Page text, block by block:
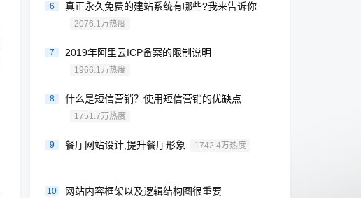
6 真正永久免费的建站系统有哪些?我来告诉你
2076.1万热度
7 2019年阿里云ICP备案的限制说明
1966.1万热度
8 什么是短信营销？使用短信营销的优缺点
1751.7万热度
9 餐厅网站设计,提升餐厅形象 1742.4万热度
10 网站内容框架以及逻辑结构图很重要